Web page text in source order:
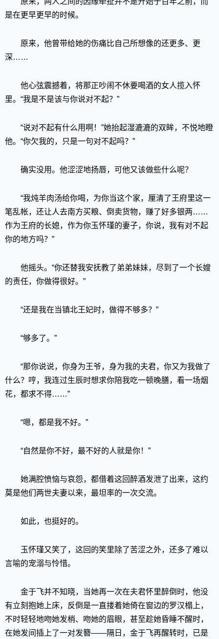
是在更早更早的时候。
原来，他曾带给她的伤痛比自己所想像的还更多、更
深……
他心弦震撼着，将那正吵闹不休要喝酒的女人揽入怀
里。“我是不是该与你说对不起？”
“说对不起有什么用啊！”她抬起湿漉漉的双眸，不悦地瞪
他。“你欠我的，只是一句对不起吗？”
确实没用。他涩涩地扬唇，可他又该做些什么呢？
“我炖羊肉汤给你喝，为你当这个家，厘清了王府里这一
笔乱帐，还让人去南方买粮、倒卖货物，赚了好多银两……
作为王府的长媳，作为你玉怀瑾的妻子，你说，我有对不起
你的地方吗？”
他摇头。“你还替我安抚教了弟弟妹妹，尽到了一个长嫂
的责任，你做得很好。”
“还是我在当镇北王妃时，做得不够多？”
“够多了。”
“那你说说，你身为王爷，身为我的夫君，你又为我做了
什么？哼，我连过生辰时想求你陪我吃一顿晚膳，看一场烟
花，都求不得……”
“嗯，都是我不好。”
“自然是你不好，最不好的人就是你！”
她满腔愤恼与哀怨，都借着这回醉酒发泄了出来，这约
莫是他们两世夫妻以来，最坦率的一次交流。
如此，也挺好的。
玉怀瑾又笑了，这回的笑里除了苦涩之外，还多了难以
言喻的宠溺与怜惜。
金于飞并不知晓，当她再一次在夫君怀里醉倒时，他没
有立刻抱她上床，反倒是一直搂着她倚在窗边的罗汉榻上，
不时轻轻地吻她发梢、吻她的眉眼，甚至趁她昏睡不醒时，
在她发间插上了一对发簪——隔日，金于飞再醒转时，已是